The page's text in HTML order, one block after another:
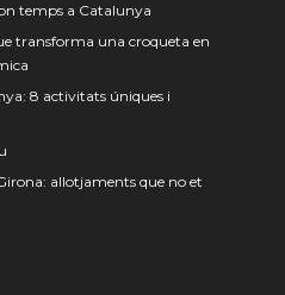
temps a Catalunya
transforma una croqueta en
8 activitats úniques i
allotjaments que no et